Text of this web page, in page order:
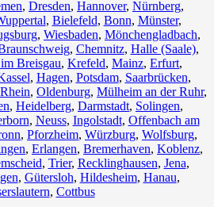
, Dresden, Hannover, Nürnberg,
, Bielefeld, Bonn, Münster,
, Wiesbaden, Mönchengladbach,
, Chemnitz⁠, Halle (Saale),
Breisgau, Krefeld, Mainz, Erfurt,
, Hagen, Potsdam, Saarbrücken,
, Oldenburg, Mülheim an der Ruhr,
, Heidelberg, Darmstadt, Solingen,
, Neuss, Ingolstadt, Offenbach am
, Pforzheim, Würzburg, Wolfsburg,
, Erlangen, Bremerhaven, Koblenz,
, Trier, Recklinghausen, Jena,
, Gütersloh, Hildesheim, Hanau,
, Cottbus